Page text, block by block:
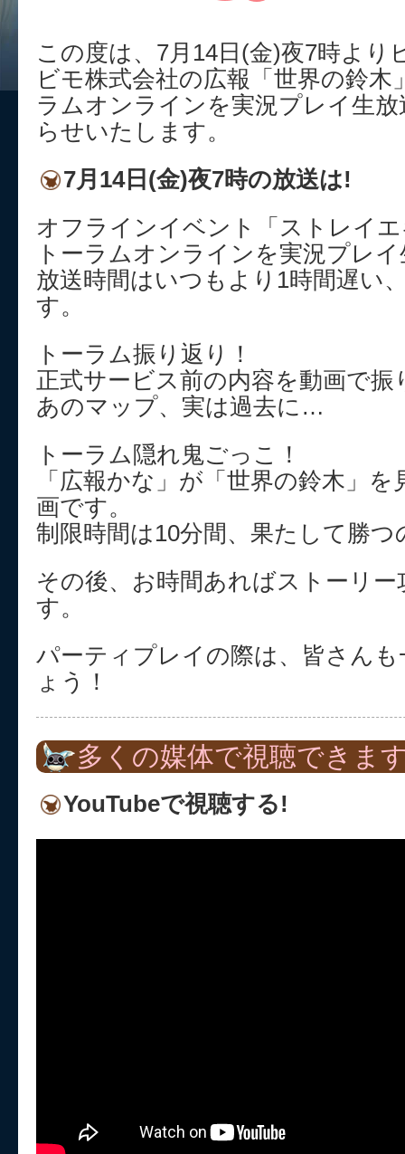
この度は、7月14日(金)夜7時より
ビモ株式会社の広報「世界の鈴木
ラムオンラインを実況プレイ生
らせいたします。
7月14日(金)夜7時の放送は!
オフラインイベント「ストレイ
トーラムオンラインを実況プレ
放送時間はいつもより1時間遅い
す。
トーラム振り返り！
正式サービス前の内容を動画で振
あのマップ、実は過去に…
トーラム隠れ鬼ごっこ！
「広報かな」が「世界の鈴木」
画です。
制限時間は10分間、果たして勝
その後、お時間あればストーリ
す。
パーティプレイの際は、皆さん
ょう！
多くの媒体で視聴できま
YouTubeで視聴する!